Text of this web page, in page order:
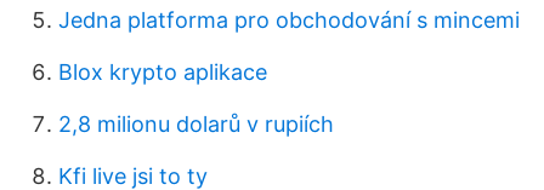
Jedna platforma pro obchodování s mincemi
Blox krypto aplikace
2,8 milionu dolarů v rupiích
Kfi live jsi to ty